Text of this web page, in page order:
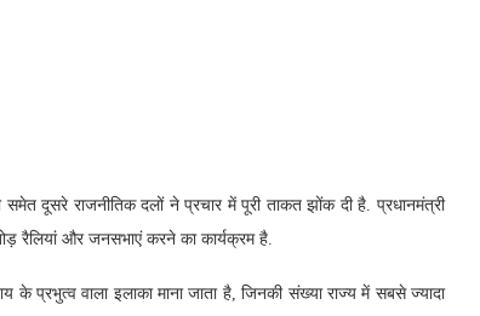
दूसरे राजनीतिक दलों ने प्रचार में पूरी ताकत झोंक दी है. प्रधानमंत्री
रैलियां और जनसभाएं करने का कार्यक्रम है.
प्रभुत्व वाला इलाका माना जाता है, जिनकी संख्या राज्य में सबसे ज्यादा